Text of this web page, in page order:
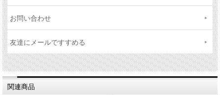
お問い合わせ
友達にメールですすめる
関連商品